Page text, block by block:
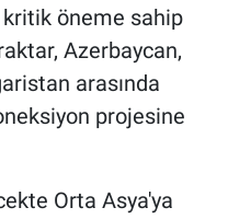
kritik öneme sahip
Azerbaycan,
arasında
projesine
Orta Asya'ya